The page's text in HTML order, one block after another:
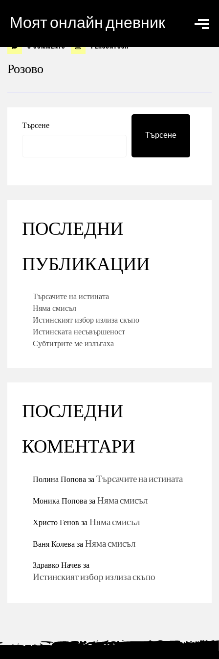
Моят онлайн дневник
0 Comments personyosif
Розово
Търсене
Търсене
ПОСЛЕДНИ
ПУБЛИКАЦИИ
Търсачите на истината
Няма смисъл
Истинският избор излиза скъпо
Истинската несъвършеност
Субтитрите ме излъгаха
ПОСЛЕДНИ
КОМЕНТАРИ
Полина ПоповазаТърсачите на истината
Моника ПоповазаНяма смисъл
Христо ГеновзаНяма смисъл
Ваня КолевазаНяма смисъл
Здравко Начевза
Истинският избор излиза скъпо